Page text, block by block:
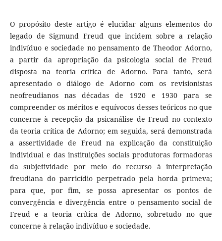
O propósito deste artigo é elucidar alguns elementos do
legado de Sigmund Freud que incidem sobre a relação
indivíduo e sociedade no pensamento de Theodor Adorno,
a partir da apropriação da psicologia social de Freud
disposta na teoria crítica de Adorno. Para tanto, será
apresentado o diálogo de Adorno com os revisionistas
neofreudianos nas décadas de 1920 e 1930 para se
compreender os méritos e equívocos desses teóricos no que
concerne à recepção da psicanálise de Freud no contexto
da teoria crítica de Adorno; em seguida, será demonstrada
a assertividade de Freud na explicação da constituição
individual e das instituições sociais produtoras formadoras
da subjetividade por meio do recurso à interpretação
freudiana do parricídio perpetrado pela horda primeva;
para que, por fim, se possa apresentar os pontos de
convergência e divergência entre o pensamento social de
Freud e a teoria crítica de Adorno, sobretudo no que
concerne à relação indivíduo e sociedade.